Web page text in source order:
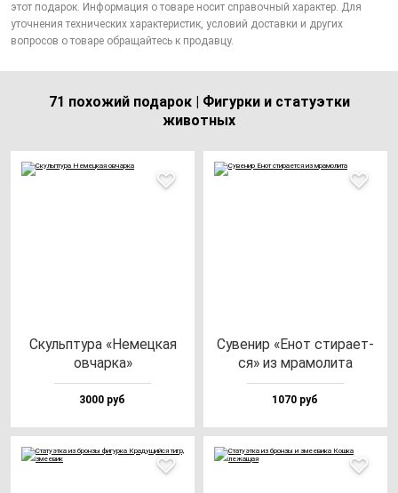
этот подарок. Информация о товаре носит справочный характер. Для
уточнения технических характеристик, условий доставки и других
вопросов о товаре обращайтесь к продавцу.
71 похожий подарок | Фигурки и статуэтки
животных
Скуль­пту­ра «Немец­кая
ов­чар­ка»
3000 руб
Суве­нир «Енот сти­ра­ет­
ся» из мра­мо­ли­та
1070 руб